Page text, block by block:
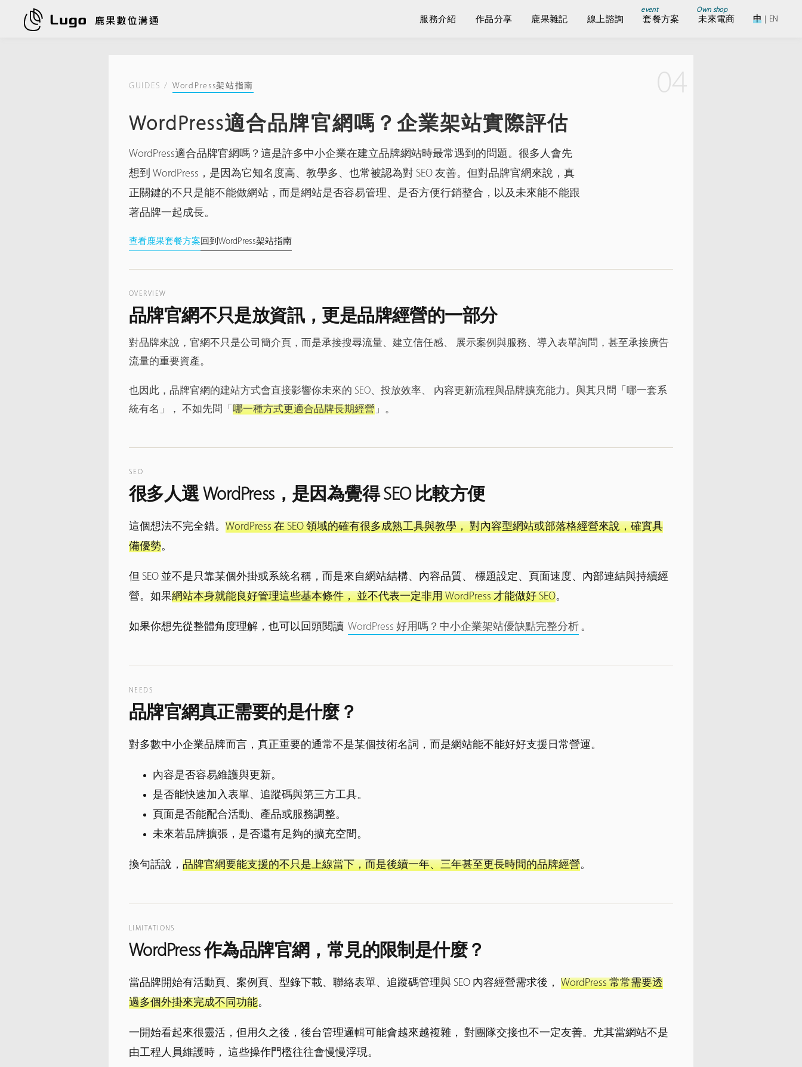
中 EN
服務介紹 作品分享 鹿果雜記 線上諮詢
event
套餐方案
Own shop
未來電商
GUIDES / WordPress架站指南
WordPress適合品牌官網嗎？企業架站實際評估
04
WordPress適合品牌官網嗎？這是許多中小企業在建立品牌網站時最常遇到的問題。很多人會先
想到 WordPress，是因為它知名度高、教學多、也常被認為對 SEO 友善。但對品牌官網來說，真
正關鍵的不只是能不能做網站，而是網站是否容易管理、是否方便行銷整合，以及未來能不能跟
著品牌一起成長。
查看鹿果套餐方案 回到WordPress架站指南
OVERVIEW
品牌官網不只是放資訊，更是品牌經營的一部分
對品牌來說，官網不只是公司簡介頁，而是承接搜尋流量、建立信任感、 展示案例與服務、導入表單詢問，甚至承接廣告
流量的重要資產。
也因此，品牌官網的建站方式會直接影響你未來的 SEO、投放效率、 內容更新流程與品牌擴充能力。與其只問「哪一套系
統有名」， 不如先問「 哪一種方式更適合品牌長期經營 」。
SEO
很多人選 WordPress，是因為覺得 SEO 比較方便
這個想法不完全錯。 WordPress 在 SEO 領域的確有很多成熟工具與教學， 對內容型網站或部落格經營來說，確實具
備優勢。
但 SEO 並不是只靠某個外掛或系統名稱，而是來自網站結構、內容品質、 標題設定、頁面速度、內部連結與持續經
營。如果網站本身就能良好管理這些基本條件， 並不代表一定非用 WordPress 才能做好 SEO。
如果你想先從整體角度理解，也可以回頭閱讀 WordPress 好用嗎？中小企業架站優缺點完整分析 。
NEEDS
品牌官網真正需要的是什麼？
對多數中小企業品牌而言，真正重要的通常不是某個技術名詞，而是網站能不能好好支援日常營運。
內容是否容易維護與更新。
是否能快速加入表單、追蹤碼與第三方工具。
頁面是否能配合活動、產品或服務調整。
未來若品牌擴張，是否還有足夠的擴充空間。
換句話說， 品牌官網要能支援的不只是上線當下，而是後續一年、三年甚至更長時間的品牌經營。
LIMITATIONS
WordPress 作為品牌官網，常見的限制是什麼？
當品牌開始有活動頁、案例頁、型錄下載、聯絡表單、追蹤碼管理與 SEO 內容經營需求後， WordPress 常常需要透
過多個外掛來完成不同功能。
一開始看起來很靈活，但用久之後，後台管理邏輯可能會越來越複雜， 對團隊交接也不一定友善。尤其當網站不是
由工程人員維護時， 這些操作門檻往往會慢慢浮現。